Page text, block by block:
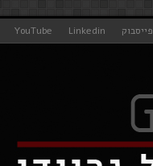
פייסבוק Linkedin
YouTube